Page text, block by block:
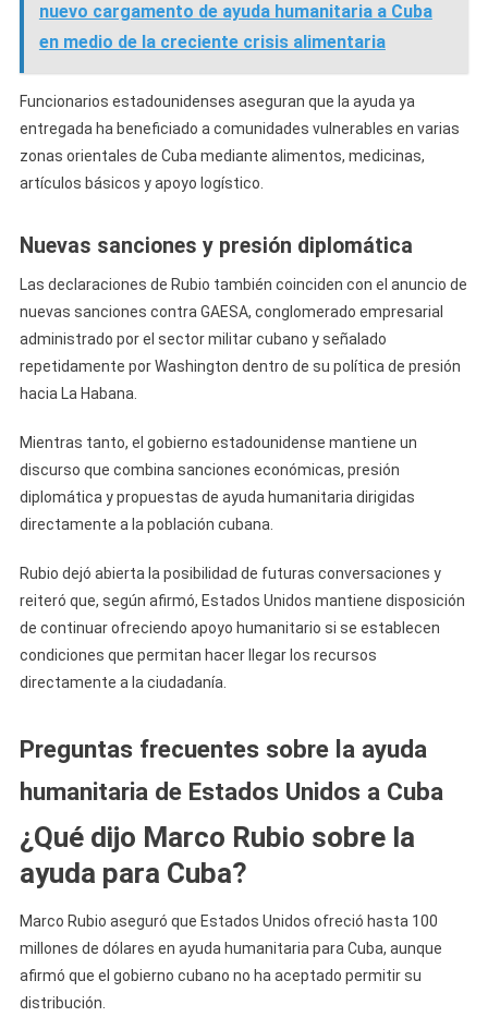
nuevo cargamento de ayuda humanitaria a Cuba
en medio de la creciente crisis alimentaria
Funcionarios estadounidenses aseguran que la ayuda ya
entregada ha beneficiado a comunidades vulnerables en varias
zonas orientales de Cuba mediante alimentos, medicinas,
artículos básicos y apoyo logístico.
Nuevas sanciones y presión diplomática
Las declaraciones de Rubio también coinciden con el anuncio de
nuevas sanciones contra GAESA, conglomerado empresarial
administrado por el sector militar cubano y señalado
repetidamente por Washington dentro de su política de presión
hacia La Habana.
Mientras tanto, el gobierno estadounidense mantiene un
discurso que combina sanciones económicas, presión
diplomática y propuestas de ayuda humanitaria dirigidas
directamente a la población cubana.
Rubio dejó abierta la posibilidad de futuras conversaciones y
reiteró que, según afirmó, Estados Unidos mantiene disposición
de continuar ofreciendo apoyo humanitario si se establecen
condiciones que permitan hacer llegar los recursos
directamente a la ciudadanía.
Preguntas frecuentes sobre la ayuda
humanitaria de Estados Unidos a Cuba
¿Qué dijo Marco Rubio sobre la
ayuda para Cuba?
Marco Rubio aseguró que Estados Unidos ofreció hasta 100
millones de dólares en ayuda humanitaria para Cuba, aunque
afirmó que el gobierno cubano no ha aceptado permitir su
distribución.